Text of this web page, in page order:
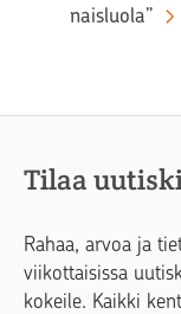
naisluola”
Tilaa
Rahaa, arvoa ja
viikottaisissa
kokeile. Kaikki